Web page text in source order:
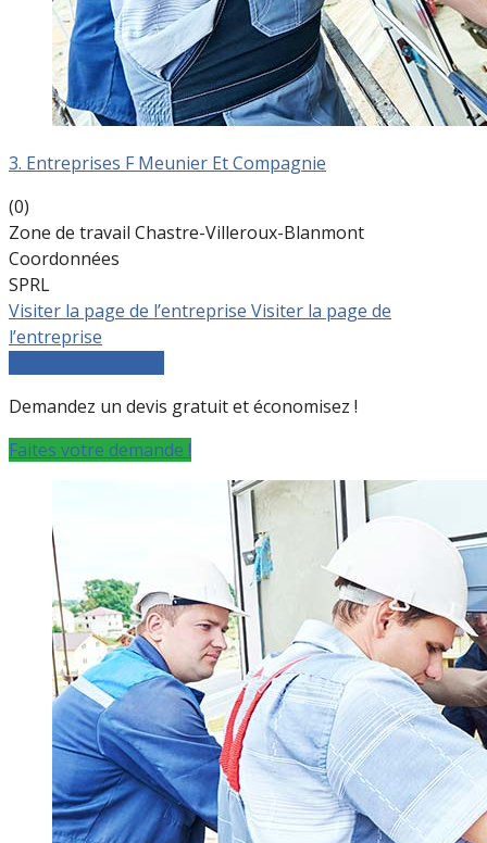
3. Entreprises F Meunier Et Compagnie
(0)
Zone de travail Chastre-Villeroux-Blanmont
Coordonnées
SPRL
Visiter la page de l’entreprise Visiter la page de
l’entreprise
Demandez un devis gratuit et économisez !
Faites votre demande !